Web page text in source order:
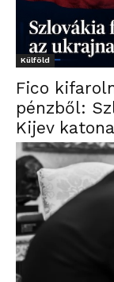
Külföld
Fico
pénzből:
Kijev